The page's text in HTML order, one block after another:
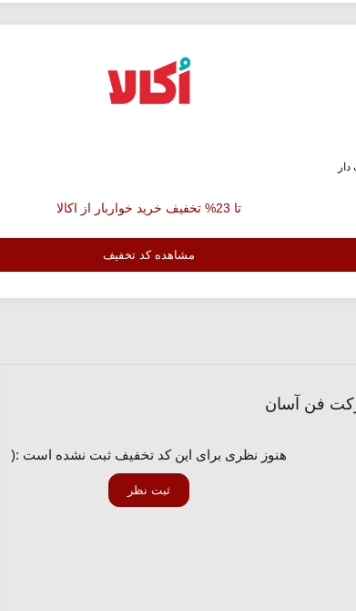
تا 23% تخفیف خرید خواربار از اکالا
مشاهده کد تخفیف
هنوز نظری برای این کد تخفیف ثبت نشده است :(
ثبت نظر